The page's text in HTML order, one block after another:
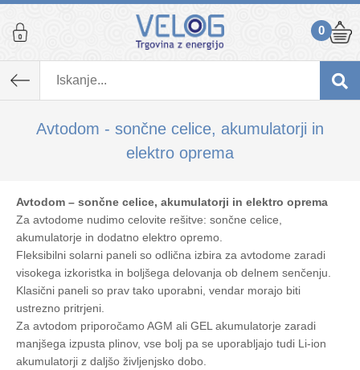
0
Avtodom - sončne celice, akumulatorji in
elektro oprema
Avtodom – sončne celice, akumulatorji in elektro oprema
Za avtodome nudimo celovite rešitve: sončne celice,
akumulatorje in dodatno elektro opremo.
Fleksibilni solarni paneli so odlična izbira za avtodome zaradi
visokega izkoristka in boljšega delovanja ob delnem senčenju.
Klasični paneli so prav tako uporabni, vendar morajo biti
ustrezno pritrjeni.
Za avtodom priporočamo AGM ali GEL akumulatorje zaradi
manjšega izpusta plinov, vse bolj pa se uporabljajo tudi Li-ion
akumulatorji z daljšo življenjsko dobo.